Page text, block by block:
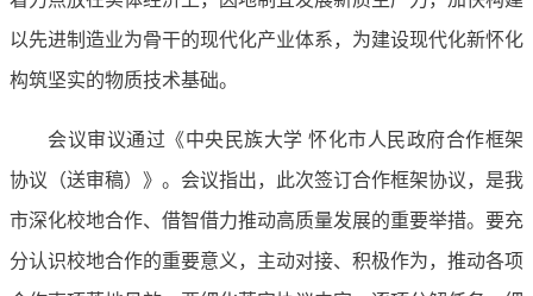
以先进制造业为骨干的现代化产业体系，为建设现代化新怀化
构筑坚实的物质技术基础。
会议审议通过《中央民族大学 怀化市人民政府合作框架
协议（送审稿）》。会议指出，此次签订合作框架协议，是我
市深化校地合作、借智借力推动高质量发展的重要举措。要充
分认识校地合作的重要意义，主动对接、积极作为，推动各项